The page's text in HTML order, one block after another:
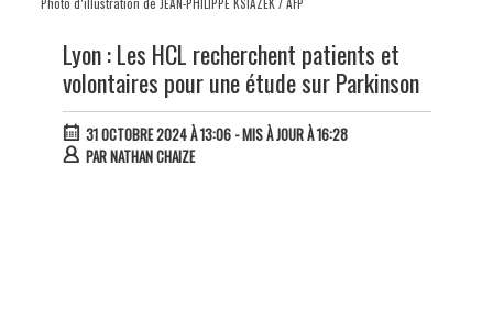
Photo d’illustration de JEAN-PHILIPPE KSIAZEK / AFP
Lyon : Les HCL recherchent patients et
volontaires pour une étude sur Parkinson
31 OCTOBRE 2024 À 13:06- MIS À JOUR À 16:28
PARNATHAN CHAIZE